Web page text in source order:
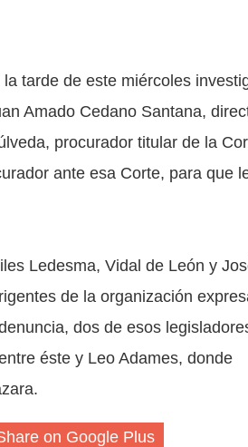
tarde de este miércoles
Amado Cedano Santana,
procurador titular de la
ante esa Corte, para que
Ledesma, Vidal de León y
de la organización
dos de esos
éste y Leo Adames, donde
on Google Plus